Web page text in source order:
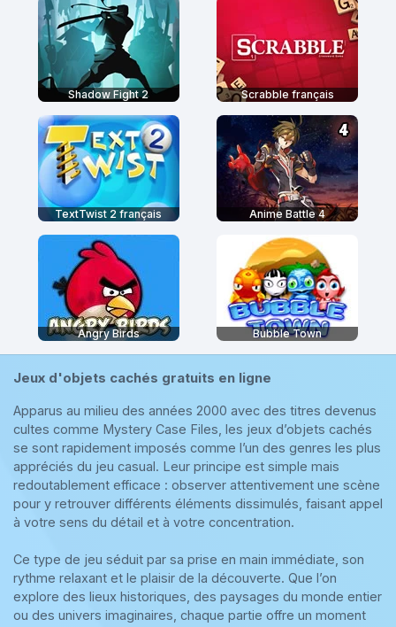
Shadow Fight 2 Scrabble français
TextTwist 2 français Anime Battle 4
Angry Birds Bubble Town
Jeux d'objets cachés gratuits en ligne
Apparus au milieu des années 2000 avec des titres devenus
cultes comme Mystery Case Files, les jeux d’objets cachés
se sont rapidement imposés comme l’un des genres les plus
appréciés du jeu casual. Leur principe est simple mais
redoutablement efficace : observer attentivement une scène
pour y retrouver différents éléments dissimulés, faisant appel
à votre sens du détail et à votre concentration.
Ce type de jeu séduit par sa prise en main immédiate, son
rythme relaxant et le plaisir de la découverte. Que l’on
explore des lieux historiques, des paysages du monde entier
ou des univers imaginaires, chaque partie offre un moment